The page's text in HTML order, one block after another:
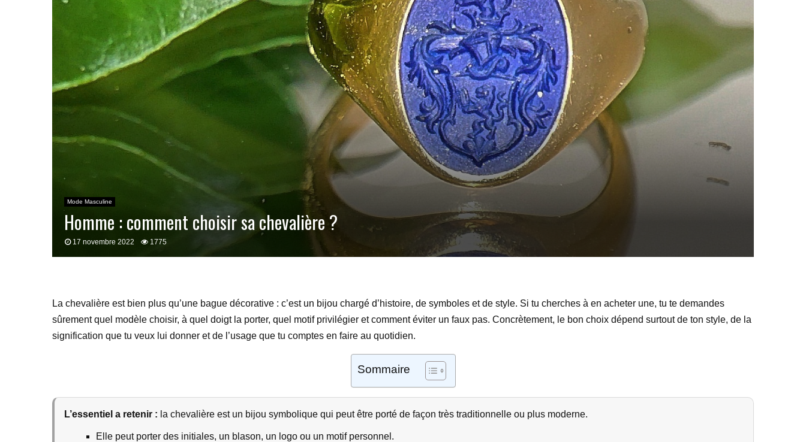
Mode Masculine
Homme : comment choisir sa chevalière ?
17 novembre 2022 1775
La chevalière est bien plus qu’une bague décorative : c’est un bijou chargé d’histoire, de symboles et de style. Si tu cherches à en acheter une, tu te demandes
sûrement quel modèle choisir, à quel doigt la porter, quel motif privilégier et comment éviter un faux pas. Concrètement, le bon choix dépend surtout de ton style, de la
signification que tu veux lui donner et de l’usage que tu comptes en faire au quotidien.
Sommaire
L’essentiel a retenir : la chevalière est un bijou symbolique qui peut être porté de façon très traditionnelle ou plus moderne.
Elle peut porter des initiales, un blason, un logo ou un motif personnel.